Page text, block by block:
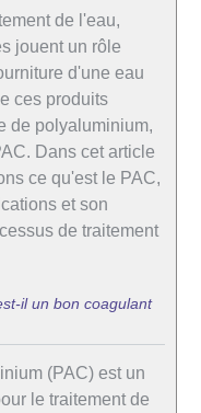
de l'eau,
jouent un rôle
d'une eau
ces produits
de polyaluminium,
Dans cet article
ce qu'est le PAC,
et son
de traitement
il un bon coagulant
(PAC) est un
le traitement de